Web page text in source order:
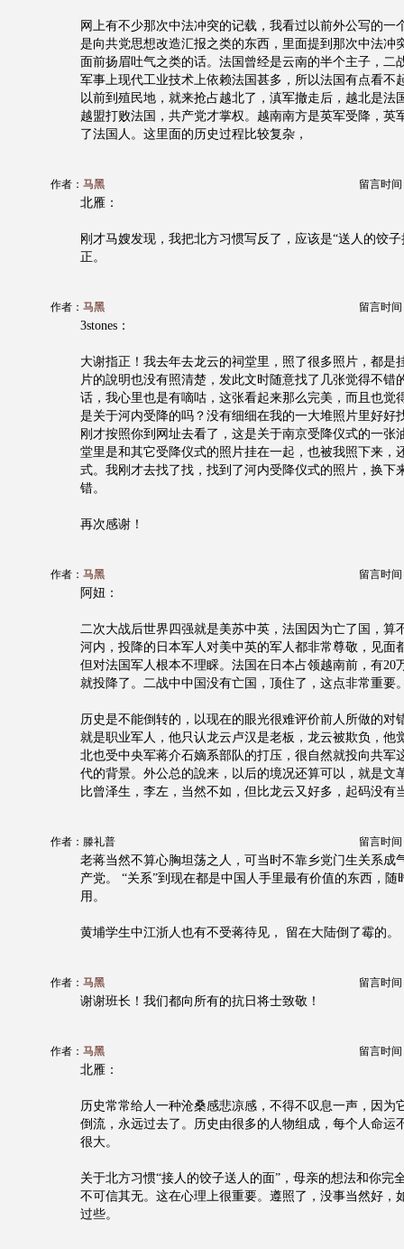
网上有不少那次中法冲突的记载，我看过以前外公写的一
是向共党思想改造汇报之类的东西，里面提到那次中法冲
面前扬眉吐气之类的话。法国曾经是云南的半个主子，二
军事上现代工业技术上依赖法国甚多，所以法国有点看不
以前到殖民地，就来抢占越北了，滇军撤走后，越北是法
越盟打败法国，共产党才掌权。越南南方是英军受降，英
了法国人。这里面的历史过程比较复杂，
作者： 马黑 留言时间
北雁：
刚才马嫂发现，我把北方习惯写反了，应该是“送人的饺
正。
作者： 马黑 留言时间
3stones：
大谢指正！我去年去龙云的祠堂里，照了很多照片，都是
片的說明也没有照清楚，发此文时随意找了几张觉得不错
话，我心里也是有嘀咕，这张看起来那么完美，而且也觉
是关于河内受降的吗？没有细细在我的一大堆照片里好好
刚才按照你到网址去看了，这是关于南京受降仪式的一张
堂里是和其它受降仪式的照片挂在一起，也被我照下来，
式。我刚才去找了找，找到了河内受降仪式的照片，换下
错。
再次感谢！
作者： 马黑 留言时间
阿妞：
二次大战后世界四强就是美苏中英，法国因为亡了国，算
河内，投降的日本军人对美中英的军人都非常尊敬，见面
但对法国军人根本不理睬。法国在日本占领越南前，有20
就投降了。二战中中国没有亡国，顶住了，这点非常重要
历史是不能倒转的，以现在的眼光很难评价前人所做的对
就是职业军人，他只认龙云卢汉是老板，龙云被欺负，他
北也受中央军蒋介石嫡系部队的打压，很自然就投向共军
代的背景。外公总的說来，以后的境况还算可以，就是文
比曾泽生，李左，当然不如，但比龙云又好多，起码没有
作者：滕礼普 留言时间
老蒋当然不算心胸坦荡之人，可当时不靠乡党门生关系成
产党。 “关系”到现在都是中国人手里最有价值的东西，随
用。
黄埔学生中江浙人也有不受蒋待见， 留在大陆倒了霉的。
作者： 马黑 留言时间
谢谢班长！我们都向所有的抗日将士致敬！
作者： 马黑 留言时间
北雁：
历史常常给人一种沧桑感悲凉感，不得不叹息一声，因为
倒流，永远过去了。历史由很多的人物组成，每个人命运
很大。
关于北方习惯“接人的饺子送人的面”，母亲的想法和你完
不可信其无。这在心理上很重要。遵照了，没事当然好，
过些。